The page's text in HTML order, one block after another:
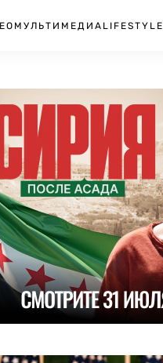
МУЛЬТИМЕДИА LIFESTYLE